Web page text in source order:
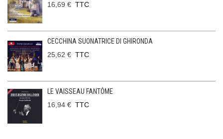
16,69 € TTC
CECCHINA SUONATRICE DI GHIRONDA
25,62 € TTC
LE VAISSEAU FANTÔME
16,94 € TTC